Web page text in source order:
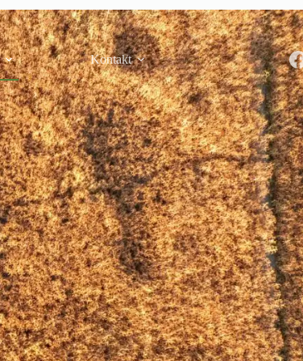
Kontakt